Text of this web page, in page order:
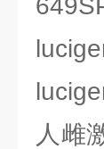
人雌